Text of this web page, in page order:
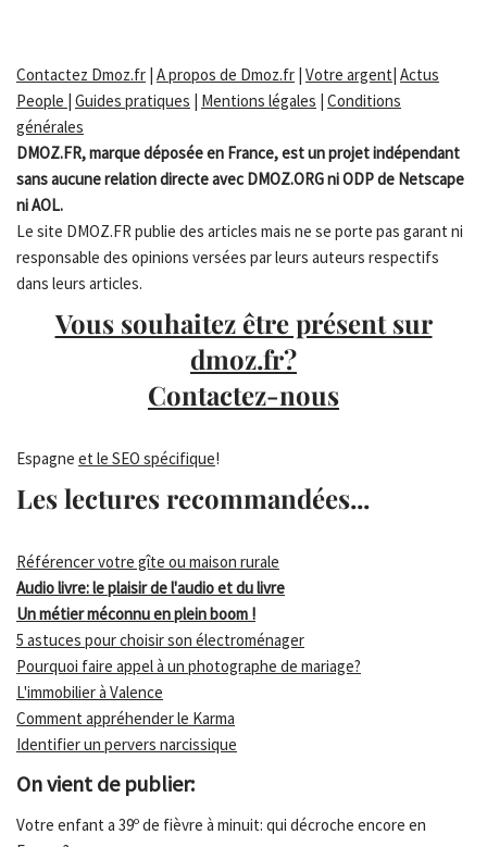
Contactez Dmoz.fr | A propos de Dmoz.fr | Votre argent| Actus
People | Guides pratiques | Mentions légales | Conditions
générales
DMOZ.FR, marque déposée en France, est un projet indépendant
sans aucune relation directe avec DMOZ.ORG ni ODP de Netscape
ni AOL.
Le site DMOZ.FR publie des articles mais ne se porte pas garant ni
responsable des opinions versées par leurs auteurs respectifs
dans leurs articles.
Vous souhaitez être présent sur
dmoz.fr?
Contactez-nous
Espagne et le SEO spécifique!
Les lectures recommandées...
Référencer votre gîte ou maison rurale
Audio livre: le plaisir de l'audio et du livre
Un métier méconnu en plein boom !
5 astuces pour choisir son électroménager
Pourquoi faire appel à un photographe de mariage?
L'immobilier à Valence
Comment appréhender le Karma
Identifier un pervers narcissique
On vient de publier:
Votre enfant a 39º de fièvre à minuit: qui décroche encore en